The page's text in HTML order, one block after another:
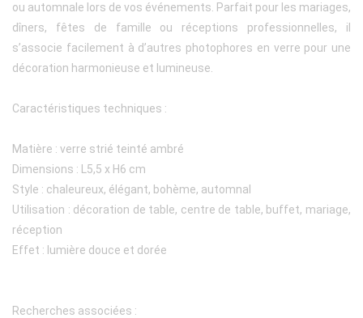
ou automnale lors de vos événements. Parfait pour les mariages,
dîners, fêtes de famille ou réceptions professionnelles, il
s’associe facilement à d’autres photophores en verre pour une
décoration harmonieuse et lumineuse.
Caractéristiques techniques :
Matière : verre strié teinté ambré
Dimensions : L5,5 x H6 cm
Style : chaleureux, élégant, bohème, automnal
Utilisation : décoration de table, centre de table, buffet, mariage,
réception
Effet : lumière douce et dorée
Recherches associées :